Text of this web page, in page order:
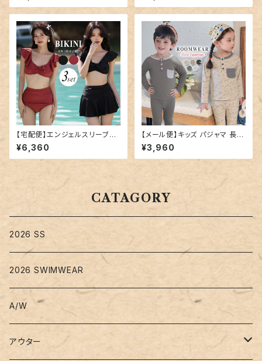
【宅配便】エンジェルスリーブビ
キニ／hys2978
¥6,360
【メール便】キッズ パジャマ 長袖
男の子 女の子／roomwear26
3
¥3,960
CATAGORY
2026 SS
2026 SWIMWEAR
A/W
アウター